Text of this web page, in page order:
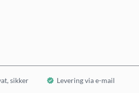
sikker Levering via e-mail